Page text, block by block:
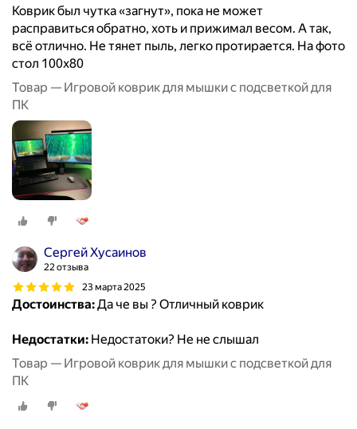
Коврик был чутка «загнут», пока не может
расправиться обратно, хоть и прижимал весом. А так,
всё отлично. Не тянет пыль, легко протирается. На фото
стол 100х80
Товар — Игровой коврик для мышки с подсветкой для
ПК
Сергей Хусаинов
22 отзыва
23 марта 2025
Достоинства:Да че вы ? Отличный коврик
Недостатки: Недостатоки? Не не слышал
Товар — Игровой коврик для мышки с подсветкой для
ПК